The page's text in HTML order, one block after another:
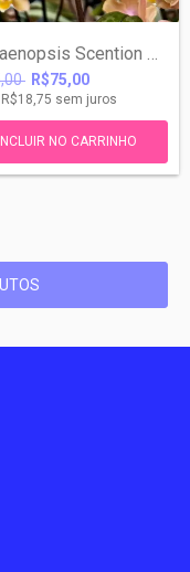
Phalaenopsis Scention Perfumada NOVIDADE
R$75,00
R$18,75 sem juros